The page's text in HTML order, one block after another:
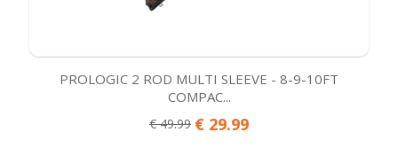
PROLOGIC 2 ROD MULTI SLEEVE - 8-9-10FT
COMPAC...
€ 49.99 € 29.99